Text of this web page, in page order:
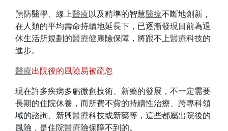
預防醫學、線上醫療以及精準的智慧醫療不斷地創新，
在人類的平均壽命持續地延長下，已逐漸發現目前為退
休生活所規劃的醫療健康險保障，將跟不上醫療科技的
進步。
醫療出院後的風險易被疏忽
現在許多疾病多虧微創技術、新藥的發展，不一定需要
長期的住院休養，而所費不貲的持續性治療、跨專科領
域的諮詢、新興醫療科技或新藥等，這些都屬出院後的
風險，是住院醫療險保障不到的。